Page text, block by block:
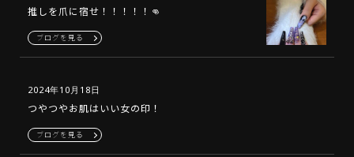
推しを爪に宿せ！！！！！👊
ブログを見る
2024年10月18日
つやつやお肌はいい女の印！
ブログを見る